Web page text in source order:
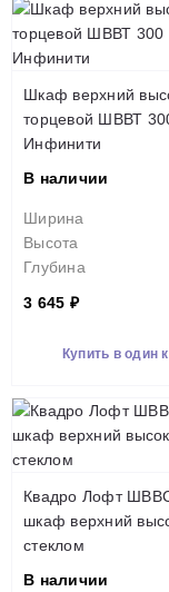
Шкаф верхний
торцевой ШВВТ
Инфинити
В наличии
Ширина
Высота
Глубина
3 645 ₽
Купить в один
Квадро Лофт
шкаф верхний
стеклом
В наличии